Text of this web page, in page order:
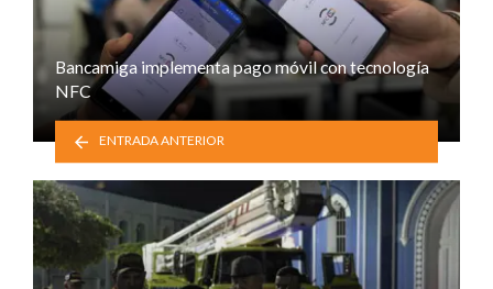
Bancamiga implementa pago móvil con tecnología
NFC
ENTRADA ANTERIOR